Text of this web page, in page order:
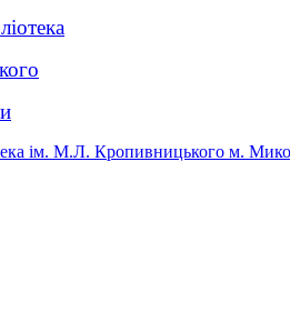
ім. М.Л. Кропивницького м.